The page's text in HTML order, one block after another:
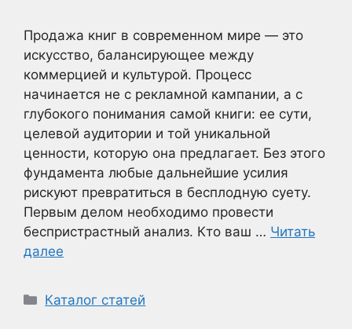
Продажа книг в современном мире — это
искусство, балансирующее между
коммерцией и культурой. Процесс
начинается не с рекламной кампании, а с
глубокого понимания самой книги: ее сути,
целевой аудитории и той уникальной
ценности, которую она предлагает. Без этого
фундамента любые дальнейшие усилия
рискуют превратиться в бесплодную суету.
Первым делом необходимо провести
беспристрастный анализ. Кто ваш … Читать
далее
Рубрики
Каталог статей